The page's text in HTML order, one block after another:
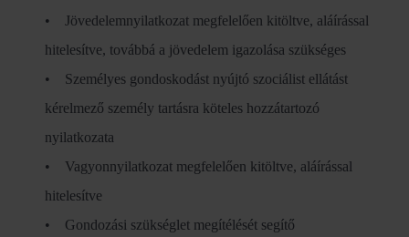
• Jövedelemnyilatkozat megfelelően kitöltve, aláírással
hitelesítve, továbbá a jövedelem igazolása szükséges
• Személyes gondoskodást nyújtó szociálist ellátást
kérelmező személy tartásra köteles hozzátartozó
nyilatkozata
• Vagyonnyilatkozat megfelelően kitöltve, aláírással
hitelesítve
• Gondozási szükséglet megítélését segítő